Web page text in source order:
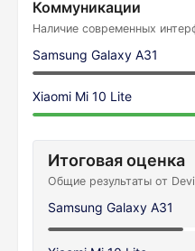
Коммуникации
Наличие современных
Samsung Galaxy A31
Xiaomi Mi 10 Lite
Итоговая оценка
Общие результаты от
Samsung Galaxy A31